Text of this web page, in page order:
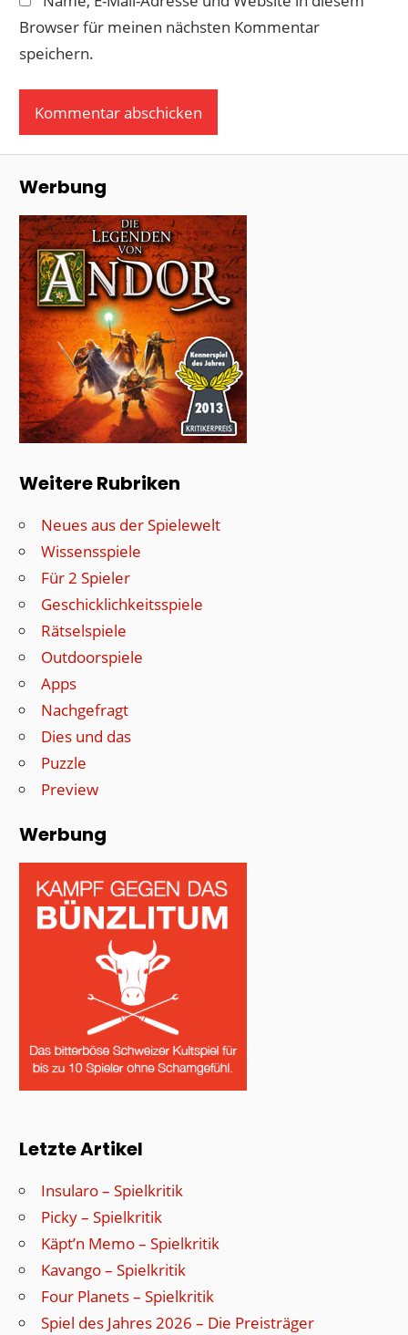
Browser für meinen nächsten Kommentar
speichern.
Werbung
Weitere Rubriken
Neues aus der Spielewelt
Wissensspiele
Für 2 Spieler
Geschicklichkeitsspiele
Rätselspiele
Outdoorspiele
Apps
Nachgefragt
Dies und das
Puzzle
Preview
Werbung
Letzte Artikel
Insularo – Spielkritik
Picky – Spielkritik
Käpt’n Memo – Spielkritik
Kavango – Spielkritik
Four Planets – Spielkritik
Spiel des Jahres 2026 – Die Preisträger